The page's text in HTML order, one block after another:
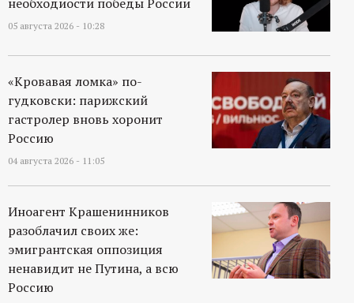
п
р
т
а
л
05 августа 2026 - 10:28
«Кровавая ломка» по-
гудковски: парижский
гастролер вновь хоронит
Россию
04 августа 2026 - 11:05
Иноагент Крашенинников
разоблачил своих же:
эмигрантская оппозиция
ненавидит не Путина, а всю
Россию